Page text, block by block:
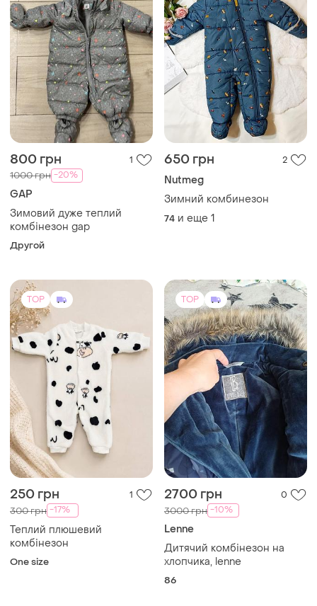
800 грн 1
1000 грн -20%
GAP
Зимовий дуже теплий
комбінезон gap
Другой
650 грн 2
Nutmeg
Зимний комбинезон
74 и еще 1
TOP
250 грн 1
300 грн -17%
Теплий плюшевий
комбінезон
One size
TOP
2700 грн 0
3000 грн -10%
Lenne
Дитячий комбінезон на
хлопчика, lenne
86